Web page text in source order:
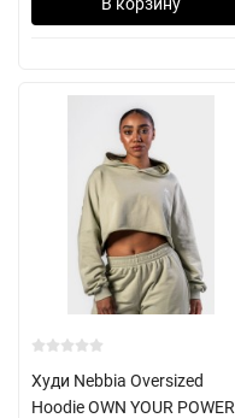
Худи Nebbia Oversized
Hoodie OWN YOUR POWER